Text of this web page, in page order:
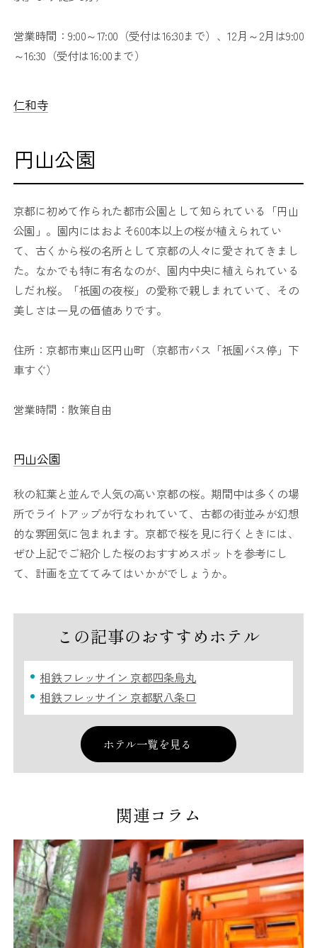
営業時間：9:00～17:00（受付は16:30まで）、12月～2月は9:00
～16:30（受付は16:00まで）
仁和寺
円山公園
京都に初めて作られた都市公園として知られている「円山
公園」。園内にはおよそ600本以上の桜が植えられてい
て、古くから桜の名所として京都の人々に愛されてきまし
た。なかでも特に有名なのが、園内中央に植えられている
しだれ桜。「祇園の夜桜」の愛称で親しまれていて、その
美しさは一見の価値ありです。
住所：京都市東山区円山町（京都市バス「祇園バス停」下
車すぐ）
営業時間：散策自由
円山公園
秋の紅葉と並んで人気の高い京都の桜。期間中は多くの場
所でライトアップが行なわれていて、古都の街並みが幻想
的な雰囲気に包まれます。京都で桜を見に行くときには、
ぜひ上記でご紹介した桜のおすすめスポットを参考にし
て、計画を立ててみてはいかがでしょうか。
この記事のおすすめホテル
相鉄フレッサイン 京都四条烏丸
相鉄フレッサイン 京都駅八条口
ホテル一覧を見る
関連コラム